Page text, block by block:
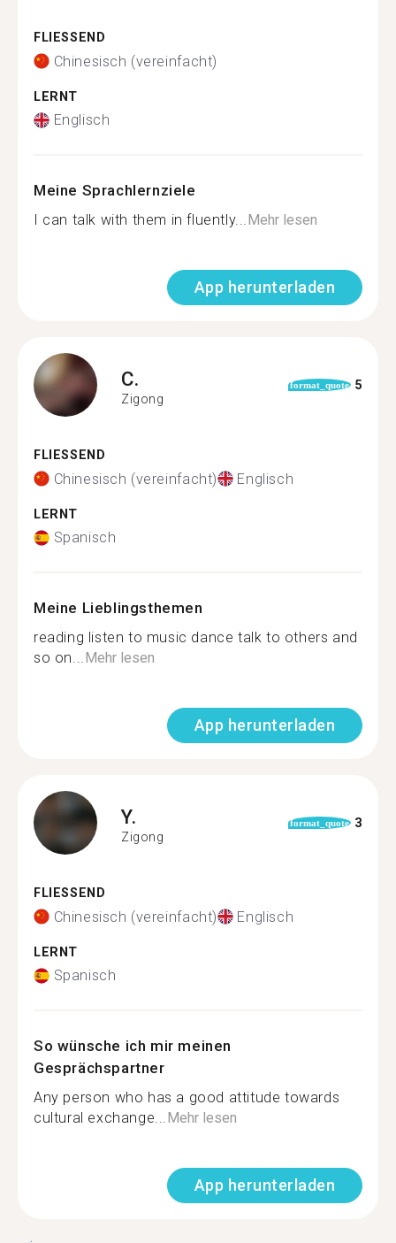
FLIESSEND
Chinesisch (vereinfacht)
LERNT
Englisch
Meine Sprachlernziele
I can talk with them in fluently...Mehr lesen
App herunterladen
C.
Zigong
format_quote 5
FLIESSEND
Chinesisch (vereinfacht) Englisch
LERNT
Spanisch
Meine Lieblingsthemen
reading listen to music dance talk to others and
so on...Mehr lesen
App herunterladen
Y.
Zigong
format_quote 3
FLIESSEND
Chinesisch (vereinfacht) Englisch
LERNT
Spanisch
So wünsche ich mir meinen
Gesprächspartner
Any person who has a good attitude towards
cultural exchange...Mehr lesen
App herunterladen